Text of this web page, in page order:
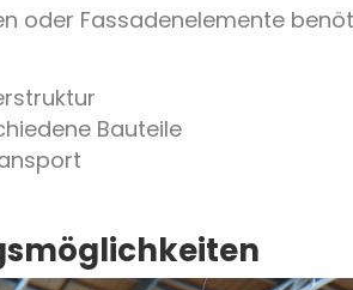
oder Fassadenelemente
Bauteile